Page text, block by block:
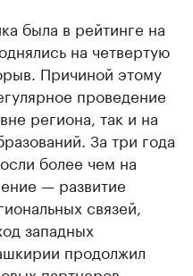
была в рейтинге на
на четвертую
Причиной этому
проведение
региона, так и на
За три года
более чем на
— развитие
связей,
западных
продолжил